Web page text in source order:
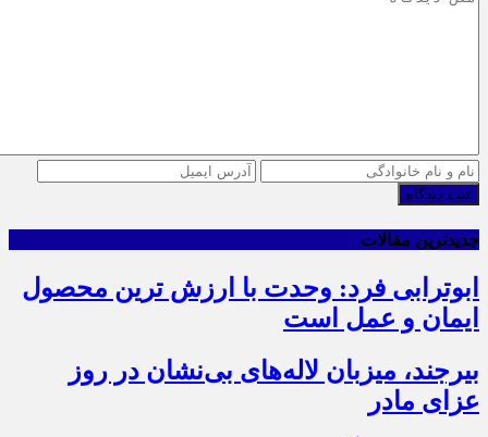
ثبت دیدگاه
جدیدترین مقالات
ابوترابی فرد: وحدت با ارزش ترین محصول
ایمان و عمل است
بیرجند، میزبان لاله‌های بی‌نشان در روز
عزای مادر